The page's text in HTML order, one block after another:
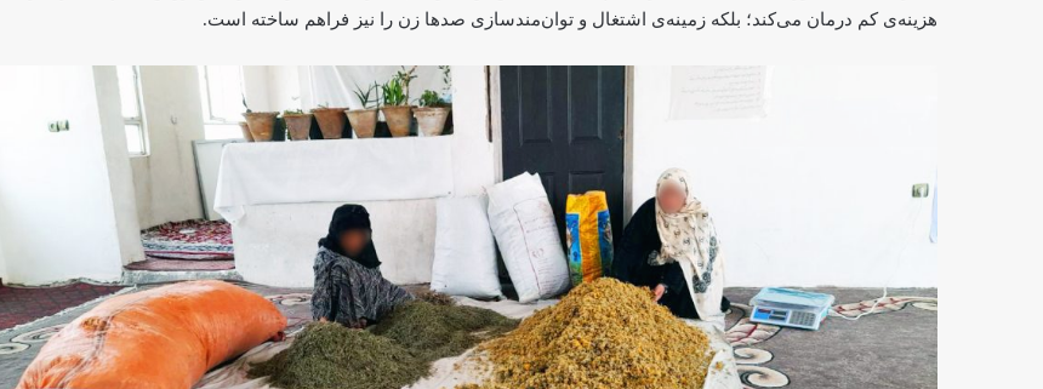
هزینه‌ی کم درمان می‌کند؛ بلکه زمینه‌ی اشتغال و توان‌مندسازی صدها زن را نیز فراهم ساخته است.